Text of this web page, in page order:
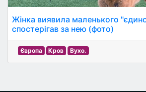
Жінка виявила маленького
спостерігав за нею (фото)
Європа Кров Вухо.